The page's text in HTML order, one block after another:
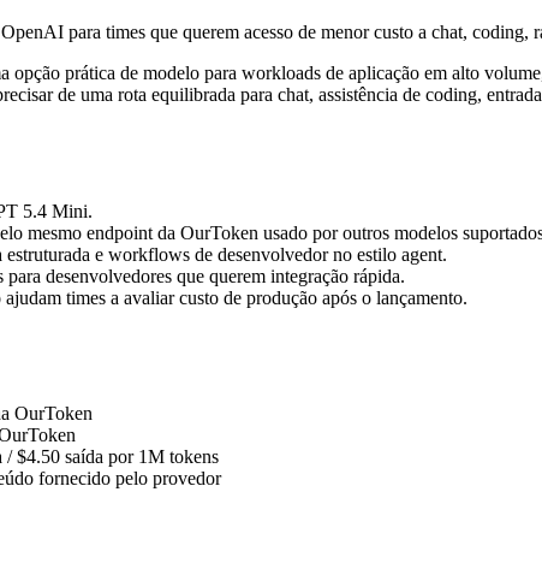
para times que querem acesso de menor custo a chat,
opção prática de modelo para workloads de aplicação em alto
de uma rota equilibrada para chat, assistência de coding,
5.4 Mini.
mesmo endpoint da OurToken usado por outros modelos
e workflows de desenvolvedor no estilo agent.
desenvolvedores que querem integração rápida.
times a avaliar custo de produção após o lançamento.
OurToken
/ $4.50 saída por 1M tokens
fornecido pelo provedor